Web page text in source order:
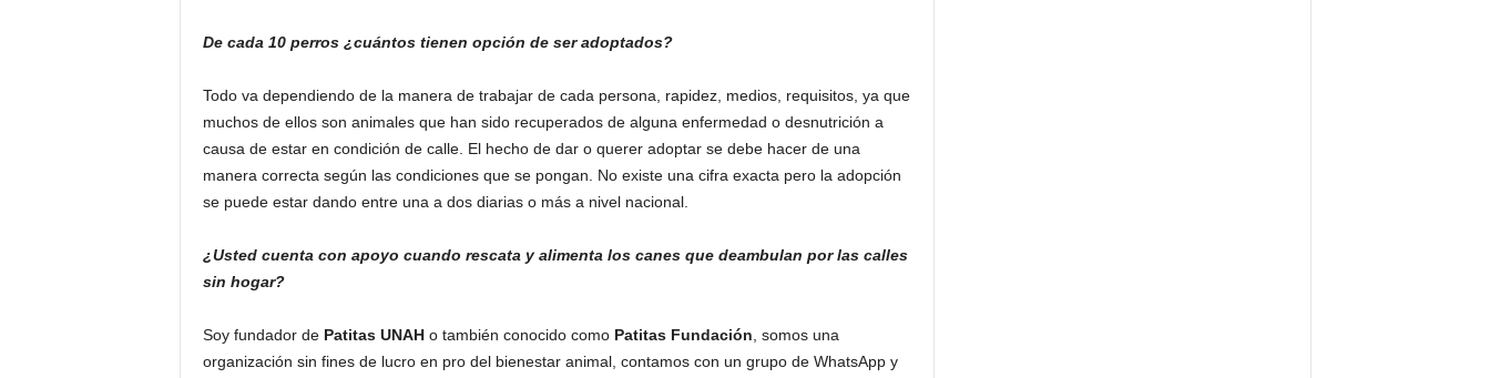
De cada 10 perros ¿cuántos tienen opción de ser adoptados?
Todo va dependiendo de la manera de trabajar de cada persona, rapidez, medios, requisitos, ya que
muchos de ellos son animales que han sido recuperados de alguna enfermedad o desnutrición a
causa de estar en condición de calle. El hecho de dar o querer adoptar se debe hacer de una
manera correcta según las condiciones que se pongan. No existe una cifra exacta pero la adopción
se puede estar dando entre una a dos diarias o más a nivel nacional.
¿Usted cuenta con apoyo cuando rescata y alimenta los canes que deambulan por las calles
sin hogar?
Soy fundador dePatitas UNAHo también conocido como Patitas Fundación , somos una
organización sin fines de lucro en pro del bienestar animal, contamos con un grupo de WhatsApp y